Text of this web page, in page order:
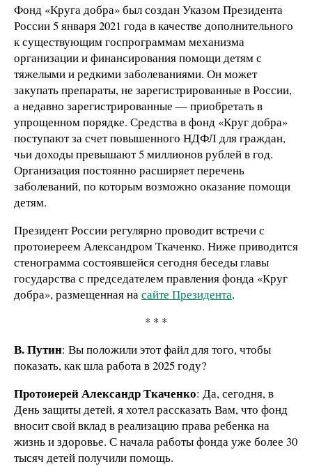
Фонд «Круга добра» был создан Указом Президента
России 5 января 2021 года в качестве дополнительного
к существующим госпрограммам механизма
организации и финансирования помощи детям с
тяжелыми и редкими заболеваниями. Он может
закупать препараты, не зарегистрированные в России,
а недавно зарегистрированные — приобретать в
упрощенном порядке. Средства в фонд «Круг добра»
поступают за счет повышенного НДФЛ для граждан,
чьи доходы превышают 5 миллионов рублей в год.
Организация постоянно расширяет перечень
заболеваний, по которым возможно оказание помощи
детям.
Президент России регулярно проводит встречи с
протоиереем Александром Ткаченко. Ниже приводится
стенограмма состоявшейся сегодня беседы главы
государства с председателем правления фонда «Круг
добра», размещенная на сайте Президента.
* * *
В. Путин: Вы положили этот файл для того, чтобы
показать, как шла работа в 2025 году?
Протоиерей Александр Ткаченко: Да, сегодня, в
День защиты детей, я хотел рассказать Вам, что фонд
вносит свой вклад в реализацию права ребенка на
жизнь и здоровье. С начала работы фонда уже более 30
тысяч детей получили помощь.